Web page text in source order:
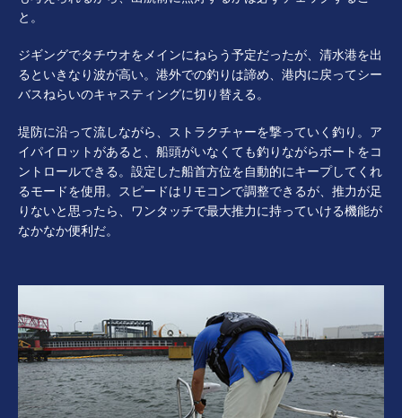
と。
ジギングでタチウオをメインにねらう予定だったが、清水港を出
るといきなり波が高い。港外での釣りは諦め、港内に戻ってシー
バスねらいのキャスティングに切り替える。
堤防に沿って流しながら、ストラクチャーを撃っていく釣り。ア
イパイロットがあると、船頭がいなくても釣りながらボートをコ
ントロールできる。設定した船首方位を自動的にキープしてくれ
るモードを使用。スピードはリモコンで調整できるが、推力が足
りないと思ったら、ワンタッチで最大推力に持っていける機能が
なかなか便利だ。